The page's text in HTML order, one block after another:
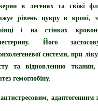
в легенях та свіжі
рівень цукру в крові,
і на стінках
Його
системи, при
та відновленню
гемоглобіну.
адаптогенним